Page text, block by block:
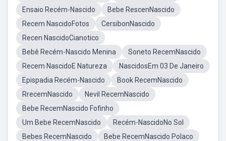
Ensaio Recém-Nascido
Bebe RescenNascido
Recem NascidoFotos
CersibonNascido
Recen NascidoCianotico
Bebê Recém-Nascido Menina
Soneto RecemNascido
Recem NascidoE Natureza
NascidosEm 03 De Janeiro
Epispadia Recém-Nascido
Book RecemNascido
RrecemNascido
Nevil RecemNascido
Bebe RecemNascido Fofinho
Um Bebe RecemNascido
Recém-NascidoNo Sol
Bebes RecemNascido
Bebe RecemNascido Polaco